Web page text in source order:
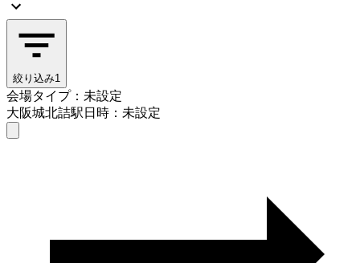
絞り込み1
会場タイプ：未設定
大阪城北詰駅日時：未設定